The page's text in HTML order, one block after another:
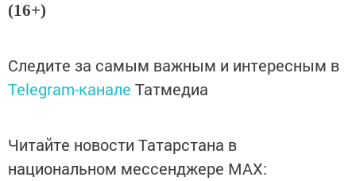
(16+)
Следите за самым важным и интересным в
Telegram-канале Татмедиа
Читайте новости Татарстана в
национальном мессенджере MАХ: